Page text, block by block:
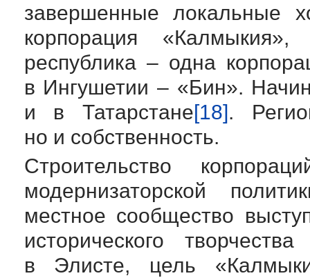
завершенные локальные
корпорация
республика – одна
в Ингушетии – «Бин».
и в Татарстане[18].
но и собственность.
Строительство
модернизаторской
местное сообщество
исторического
в Элисте, цель